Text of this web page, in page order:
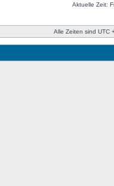
Aktuelle Zeit:
Alle Zeiten sind UTC